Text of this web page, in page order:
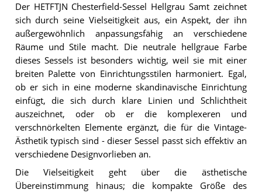
Der HETFTJN Chesterfield-Sessel Hellgrau Samt zeichnet
sich durch seine Vielseitigkeit aus, ein Aspekt, der ihn
außergewöhnlich anpassungsfähig an verschiedene
Räume und Stile macht. Die neutrale hellgraue Farbe
dieses Sessels ist besonders wichtig, weil sie mit einer
breiten Palette von Einrichtungsstilen harmoniert. Egal,
ob er sich in eine moderne skandinavische Einrichtung
einfügt, die sich durch klare Linien und Schlichtheit
auszeichnet, oder ob er die komplexeren und
verschnörkelten Elemente ergänzt, die für die Vintage-
Ästhetik typisch sind - dieser Sessel passt sich effektiv an
verschiedene Designvorlieben an.
Die Vielseitigkeit geht über die ästhetische
Übereinstimmung hinaus; die kompakte Größe des